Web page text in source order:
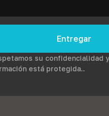
Entregar
su confidencialidad
está protegida..